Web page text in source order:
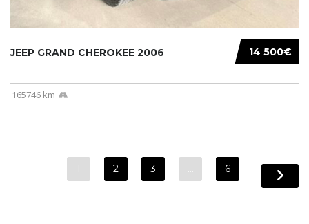
14 500€
JEEP GRAND CHEROKEE 2006
165746 km
1 2 3 … 6